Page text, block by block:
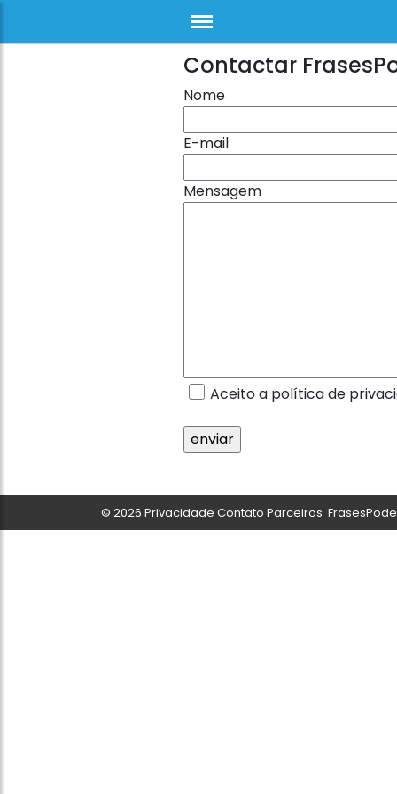
Contactar
Nome
E-mail
Mensagem
Aceito a política de
© 2026 Privacidade Contato Parceiros